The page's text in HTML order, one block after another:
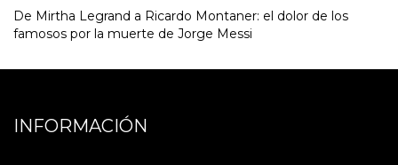
De Mirtha Legrand a Ricardo Montaner: el dolor de los
famosos por la muerte de Jorge Messi
INFORMACIÓN